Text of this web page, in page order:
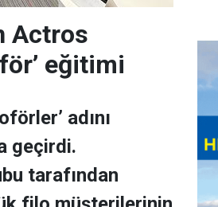
Actros
eğitimi
adını
geçirdi.
tarafından